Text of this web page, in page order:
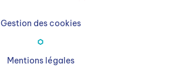
Gestion des cookies
Mentions légales